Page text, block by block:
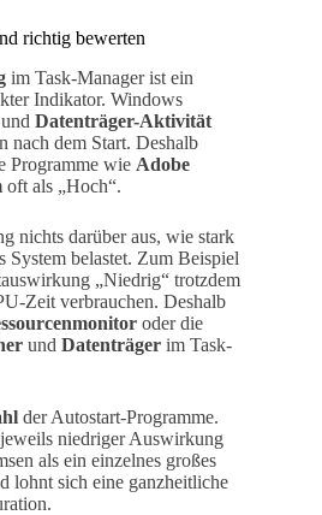
richtig bewerten
im Task-Manager ist ein
Indikator. Windows
und Datenträger-Aktivität
nach dem Start. Deshalb
Programme wie Adobe
oft als „Hoch“.
nichts darüber aus, wie stark
System belastet. Zum Beispiel
„Niedrig“ trotzdem
Zeit verbrauchen. Deshalb
oder die
und Datenträger im Task-
der Autostart-Programme.
niedriger Auswirkung
als ein einzelnes großes
lohnt sich eine ganzheitliche